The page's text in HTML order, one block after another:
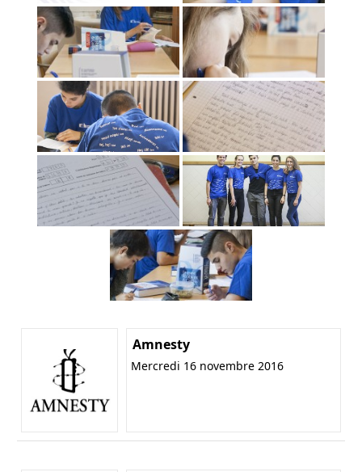
Amnesty
Mercredi 16 novembre 2016